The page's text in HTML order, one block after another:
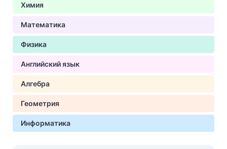
Химия
Математика
Физика
Английский язык
Алгебра
Геометрия
Информатика